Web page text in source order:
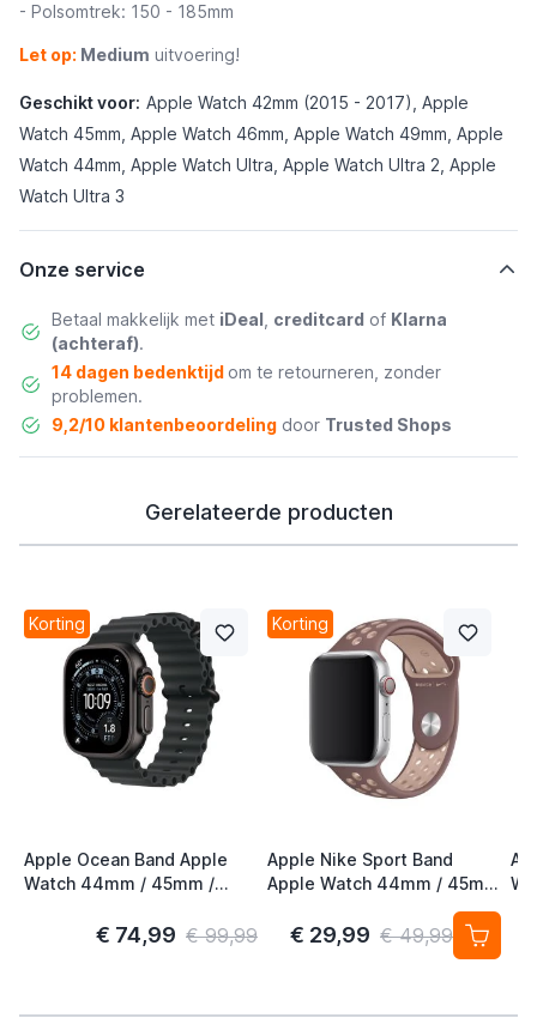
- Polsomtrek: 150 - 185mm
Let op: Medium uitvoering!
Geschikt voor: Apple Watch 42mm (2015 - 2017), Apple
Watch 45mm, Apple Watch 46mm, Apple Watch 49mm, Apple
Watch 44mm, Apple Watch Ultra, Apple Watch Ultra 2, Apple
Watch Ultra 3
Onze service
Betaal makkelijk met iDeal creditcard of Klarna
(achteraf).
14 dagen bedenktijd om te retourneren, zonder
problemen.
9,2/10 klantenbeoordelingdoor Trusted Shops
Gerelateerde producten
Korting
Apple Ocean Band Apple
Watch 44mm / 45mm /
Titanium€ 74,99 € 99,99
Korting
Apple Nike Sport Band
Apple Watch 44mm / 45mm
/ 46mm / 49mm Smokey
Mauve / Particle Beige
€ 29,99 € 49,99